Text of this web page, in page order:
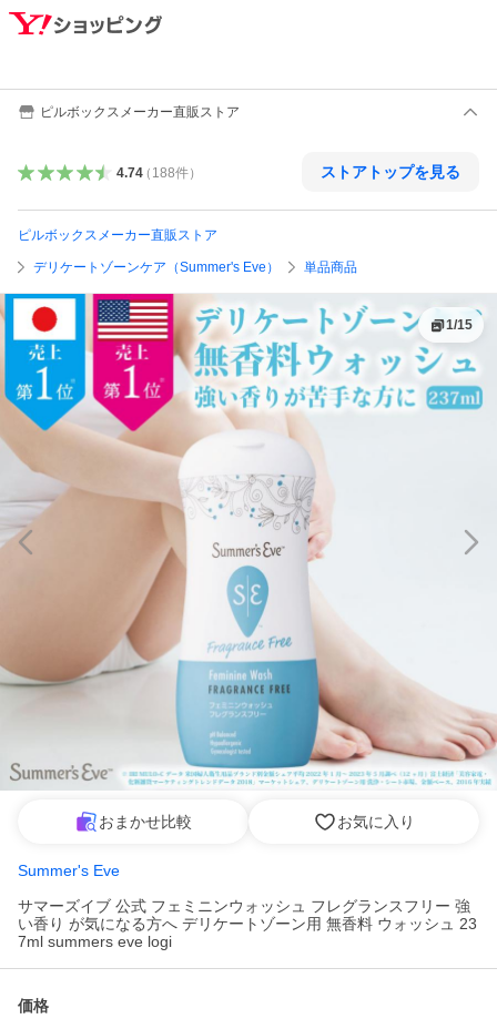
ピルボックスメーカー直販ストア
4.74（ 188件） ストアトップを見る
ピルボックスメーカー直販ストア
デリケートゾーンケア（Summer's Eve） 単品商品
1/15
おまかせ比較 お気に入り
Summer's Eve
サマーズイブ 公式 フェミニンウォッシュ フレグランスフリー 強
い香り が気になる方へ デリケートゾーン用 無香料 ウォッシュ 23
7ml summers eve logi
価格